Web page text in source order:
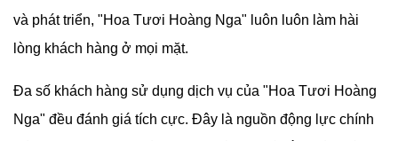
và phát triển, "Hoa Tươi Hoàng Nga" luôn luôn làm hài
lòng khách hàng ở mọi mặt.
Đa số khách hàng sử dụng dịch vụ của "Hoa Tươi Hoàng
Nga" đều đánh giá tích cực. Đây là nguồn động lực chính